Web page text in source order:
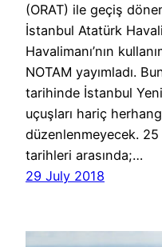
(ORAT) ile geçiş
İstanbul Atatürk
Havalimanı’nın
NOTAM yayımladı.
tarihinde İstanbul
uçuşları hariç
düzenlenmeyecek.
tarihleri arasında;…
29 July 2018